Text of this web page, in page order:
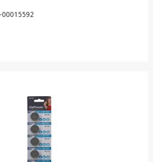
00015592